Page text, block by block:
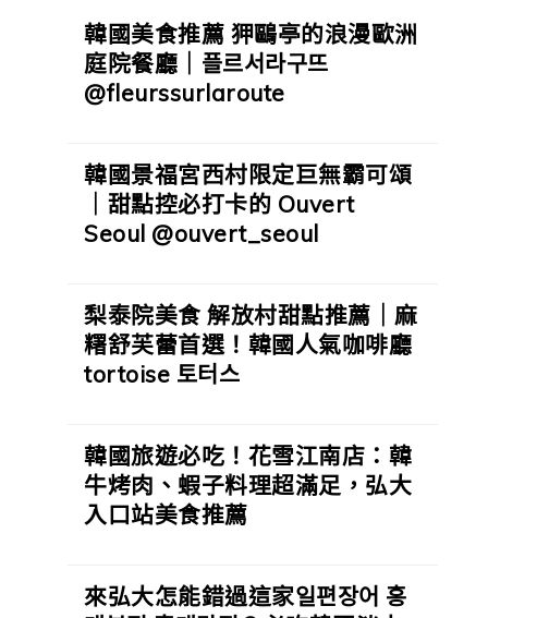
韓國美食推薦 狎鷗亭的浪漫歐洲
庭院餐廳｜플르서라구뜨
@fleurssurlaroute
韓國景福宮西村限定巨無霸可頌
｜甜點控必打卡的 Ouvert
Seoul @ouvert_seoul
梨泰院美食 解放村甜點推薦｜麻
糬舒芙蕾首選！韓國人氣咖啡廳
tortoise 토터스
韓國旅遊必吃！花雪江南店：韓
牛烤肉、蝦子料理超滿足，弘大
入口站美食推薦
來弘大怎能錯過這家일편장어 홍